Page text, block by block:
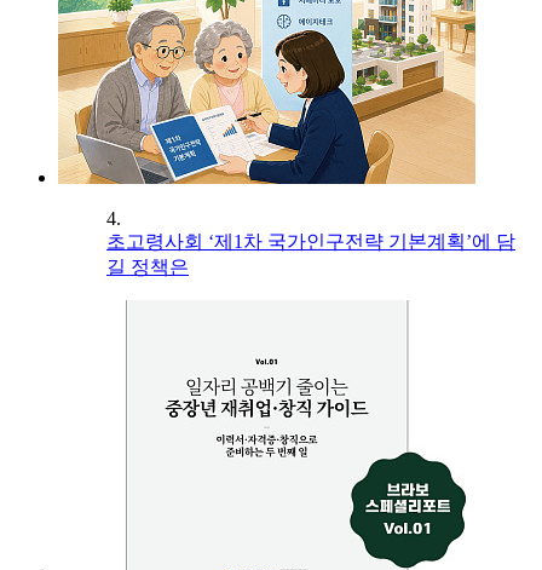
4.
초고령사회 ‘제1차 국가인구전략 기본계획’에 담
길 정책은